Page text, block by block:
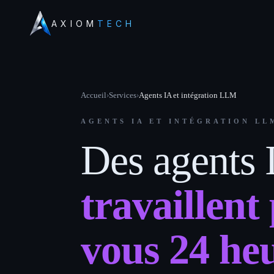
AXIOM TECH
Accueil›Services›Agents IA et intégration LLM
AGENTS IA ET INTÉGRATION
Des
travaillent
vous 24